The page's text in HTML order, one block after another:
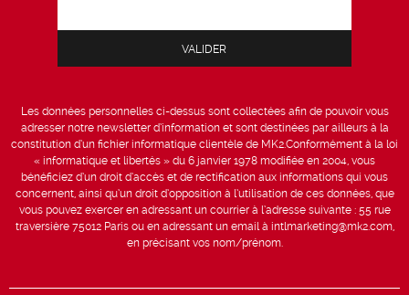
Les données personnelles ci-dessus sont collectées afin de pouvoir vous
adresser notre newsletter d’information et sont destinées par ailleurs à la
constitution d’un fichier informatique clientèle de MK2.Conformément à la loi
« informatique et libertés » du 6 janvier 1978 modifiée en 2004, vous
bénéficiez d’un droit d’accès et de rectification aux informations qui vous
concernent, ainsi qu’un droit d’opposition à l’utilisation de ces données, que
vous pouvez exercer en adressant un courrier à l’adresse suivante : 55 rue
traversière 75012 Paris ou en adressant un email à intlmarketing@mk2.com,
en précisant vos nom/prénom.